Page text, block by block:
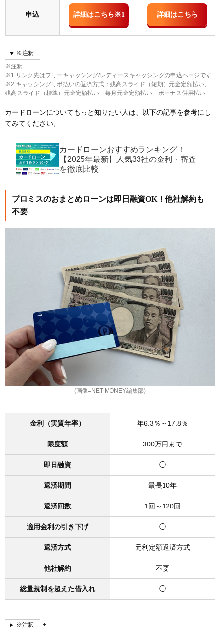
申込 詳細はこちら※1 詳細はこちら
※注釈
※注釈
※1 リンク先はフリーキャッシング/レディースキャッシングの申込ページです
※2 キャッシングリボ払いの返済方式：残高スライド（短期）元金定額払い、
残高スライド（標準）元金定額払い、毎月元金定額払い、ボーナス併用払い
カードローンについてもっと知りたい人は、以下の記事を参考にし
てみてください。
カードローンおすすめランキング！
【2025年最新】人気33社の金利・審査
を徹底比較
プロミスのおまとめローンは即日融資OK！他社解約も
不要
(画像=NET MONEY編集部)
金利（実質年率） 年6.3％～17.8％
限度額 300万円まで
即日融資 ◯
返済期間 最長10年
返済回数 1回～120回
適用金利の引き下げ ◯
返済方式 元利定額返済方式
他社解約 不要
総量規制を超えた借入れ ◯
※注釈